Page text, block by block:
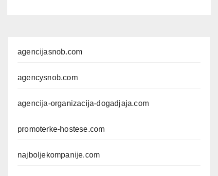
agencijasnob.com
agencysnob.com
agencija-organizacija-dogadjaja.com
promoterke-hostese.com
najboljekompanije.com